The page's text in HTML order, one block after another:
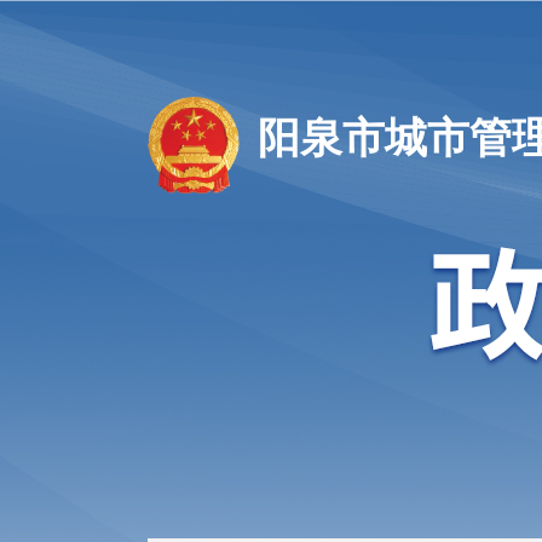
阳泉市城市管